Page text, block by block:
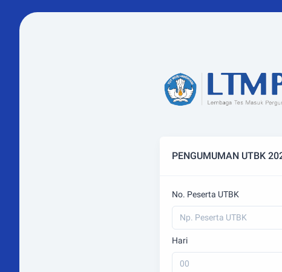
PENGUMUMAN UTBK
No. Peserta UTBK
Hari